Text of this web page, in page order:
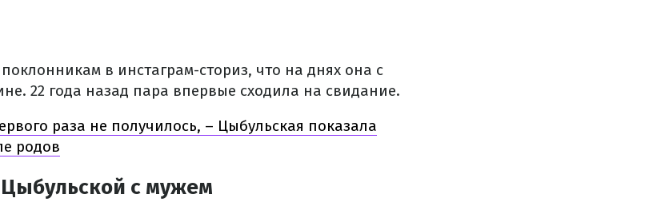
в инстаграм-сториз, что на днях она с
22 года назад пара впервые сходила на свидание.
раза не получилось, – Цыбульская показала
родов
с мужем